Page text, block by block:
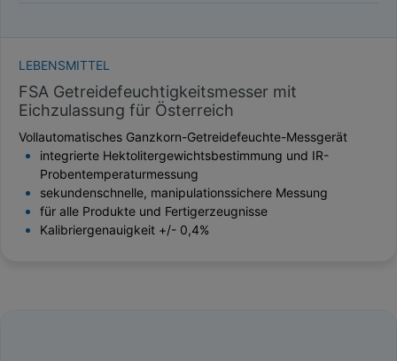
LEBENSMITTEL
FSA Getreidefeuchtigkeitsmesser mit
Eichzulassung für Österreich
Vollautomatisches Ganzkorn-Getreidefeuchte-Messgerät
integrierte Hektolitergewichtsbestimmung und IR-
Probentemperaturmessung
sekundenschnelle, manipulationssichere Messung
für alle Produkte und Fertigerzeugnisse
Kalibriergenauigkeit +/- 0,4%